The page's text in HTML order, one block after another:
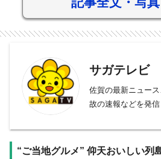
サガテレビ
佐賀の最新ニュー
故の速報などを発信
“ご当地グルメ” 仰天おいしい列